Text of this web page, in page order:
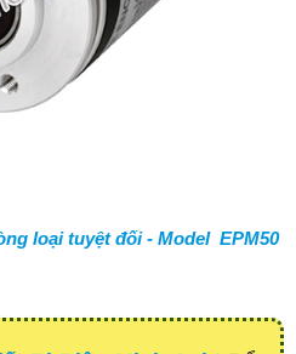
loại tuyệt đối - Model EPM50